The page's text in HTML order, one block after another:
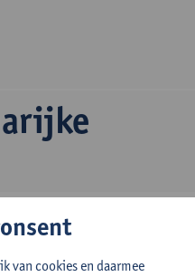
van cookies en daarmee